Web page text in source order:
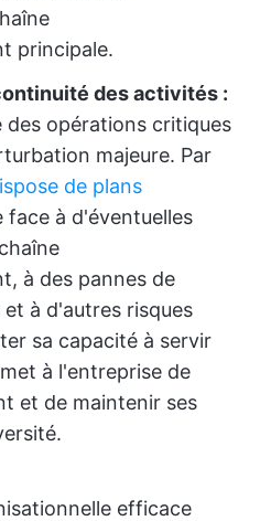
principale.
des activités :
des opérations critiques
majeure. Par
de plans
face à d'éventuelles
à des pannes de
à d'autres risques
sa capacité à servir
à l'entreprise de
et de maintenir ses
efficace